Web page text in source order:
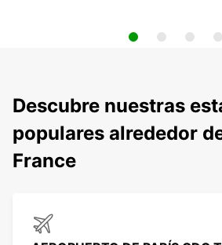
Descubre nuestras
populares alrededor
France